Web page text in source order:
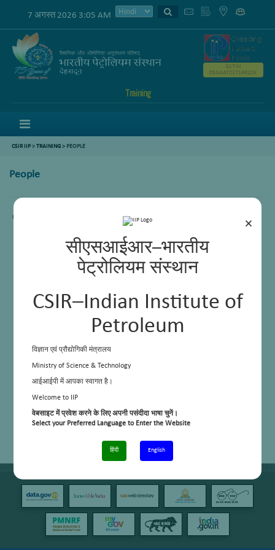
×
सीएसआईआर–भारतीय
पेट्रोलियम संस्थान
CSIR–Indian Institute of
Petroleum
विज्ञान एवं प्रौद्योगिकी मंत्रालय
Ministry of Science & Technology
आईआईपी में आपका स्वागत है।
Welcome to IIP
वेबसाइट में प्रवेश करने के लिए अपनी पसंदीदा भाषा चुनें।
Select your Preferred Language to Enter the Website
हिंदी English
7 अगस्त 2026 3:05 AM
Training
GSTIN
05AAATC2716R2ZK
CSIR IIP>TRAINING> PEOPLE
People
Content not available.